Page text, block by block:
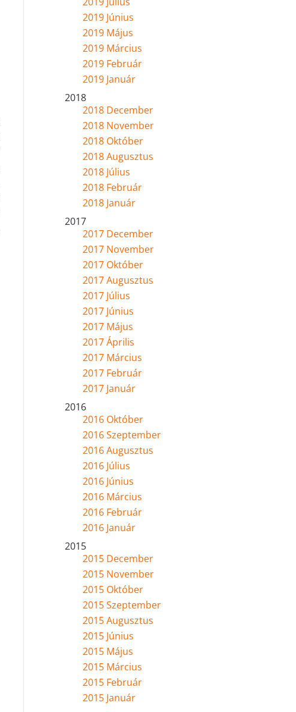
2019 Június
2019 Május
2019 Március
2019 Február
2019 Január
2018
2018 December
2018 November
2018 Október
2018 Augusztus
2018 Július
2018 Február
2018 Január
2017
2017 December
2017 November
2017 Október
2017 Augusztus
2017 Július
2017 Június
2017 Május
2017 Április
2017 Március
2017 Február
2017 Január
2016
2016 Október
2016 Szeptember
2016 Augusztus
2016 Július
2016 Június
2016 Március
2016 Február
2016 Január
2015
2015 December
2015 November
2015 Október
2015 Szeptember
2015 Augusztus
2015 Június
2015 Május
2015 Március
2015 Február
2015 Január